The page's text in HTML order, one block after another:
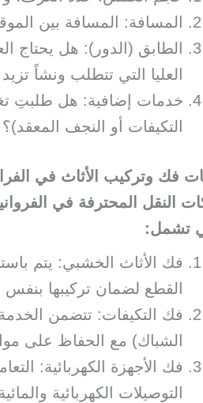
​المسافة: المسافة بين
​الطابق (الدور): هل يحتاج
العليا التي تتطلب ونشاً
​خدمات إضافية: هل طلبتِ
التكيفات أو النجف المعقد)؟
فك وتركيب الأثاث في
تشمل:
​فك الأثاث الخشبي: يتم
القطع لضمان تركيبها بنفس
​فك التكيفات: تتضمن
الشباك) مع الحفاظ على
​فك الأجهزة الكهربائية:
التوصيلات الكهربائية